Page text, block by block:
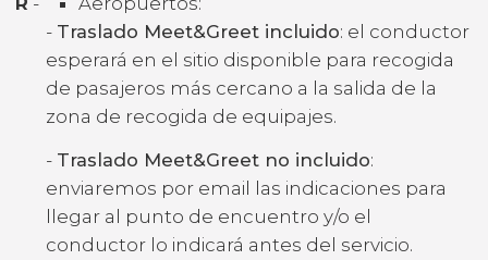
- Traslado Meet&Greet incluido: el conductor
esperará en el sitio disponible para recogida
de pasajeros más cercano a la salida de la
zona de recogida de equipajes.
- Traslado Meet&Greet no incluido:
enviaremos por email las indicaciones para
llegar al punto de encuentro y/o el
conductor lo indicará antes del servicio.